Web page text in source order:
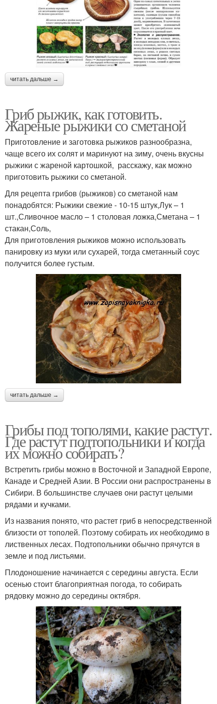
читать дальше →
Гриб рыжик, как готовить.
Жареные рыжики со сметаной
Приготовление и заготовка рыжиков разнообразна,
чаще всего их солят и маринуют на зиму, очень вкусны
рыжики с жареной картошкой, расскажу, как можно
приготовить рыжики со сметаной.
Для рецепта грибов (рыжиков) со сметаной нам
понадобятся: Рыжики свежие - 10-15 штук,Лук – 1
шт.,Сливочное масло – 1 столовая ложка,Сметана – 1
стакан,Соль,
Для приготовления рыжиков можно использовать
панировку из муки или сухарей, тогда сметанный соус
получится более густым.
читать дальше →
Грибы под тополями, какие растут.
Где растут подтопольники и когда
их можно собирать?
Встретить грибы можно в Восточной и Западной Европе,
Канаде и Средней Азии. В России они распространены в
Сибири. В большинстве случаев они растут целыми
рядами и кучками.
Из названия понято, что растет гриб в непосредственной
близости от тополей. Поэтому собирать их необходимо в
лиственных лесах. Подтопольники обычно прячутся в
земле и под листьями.
Плодоношение начинается с середины августа. Если
осенью стоит благоприятная погода, то собирать
рядовку можно до середины октября.